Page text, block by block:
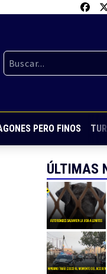
PERO FINOS
ÚLTIMAS